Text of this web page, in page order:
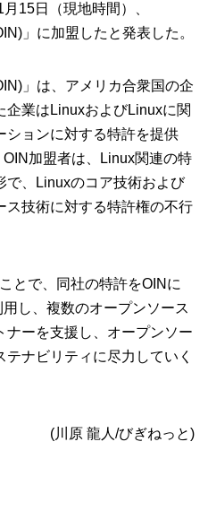
月15日（現地時間）、
」に加盟したと発表した。
」は、アメリカ合衆国の企
企業はLinuxおよびLinuxに関
ションに対する特許を提供
加盟者は、Linux関連の特
で、Linuxのコア技術および
ス技術に対する特許権の不行
とで、同社の特許をOINに
し、複数のオープンソース
ナーを支援し、オープンソー
ナビリティに尽力していく
(川原 龍人/びぎねっと)